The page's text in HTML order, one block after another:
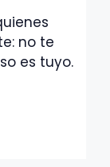
no te
es tuyo.